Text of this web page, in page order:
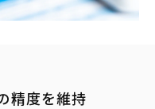
精度を維持